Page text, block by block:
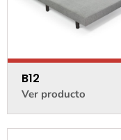
B12
Ver producto